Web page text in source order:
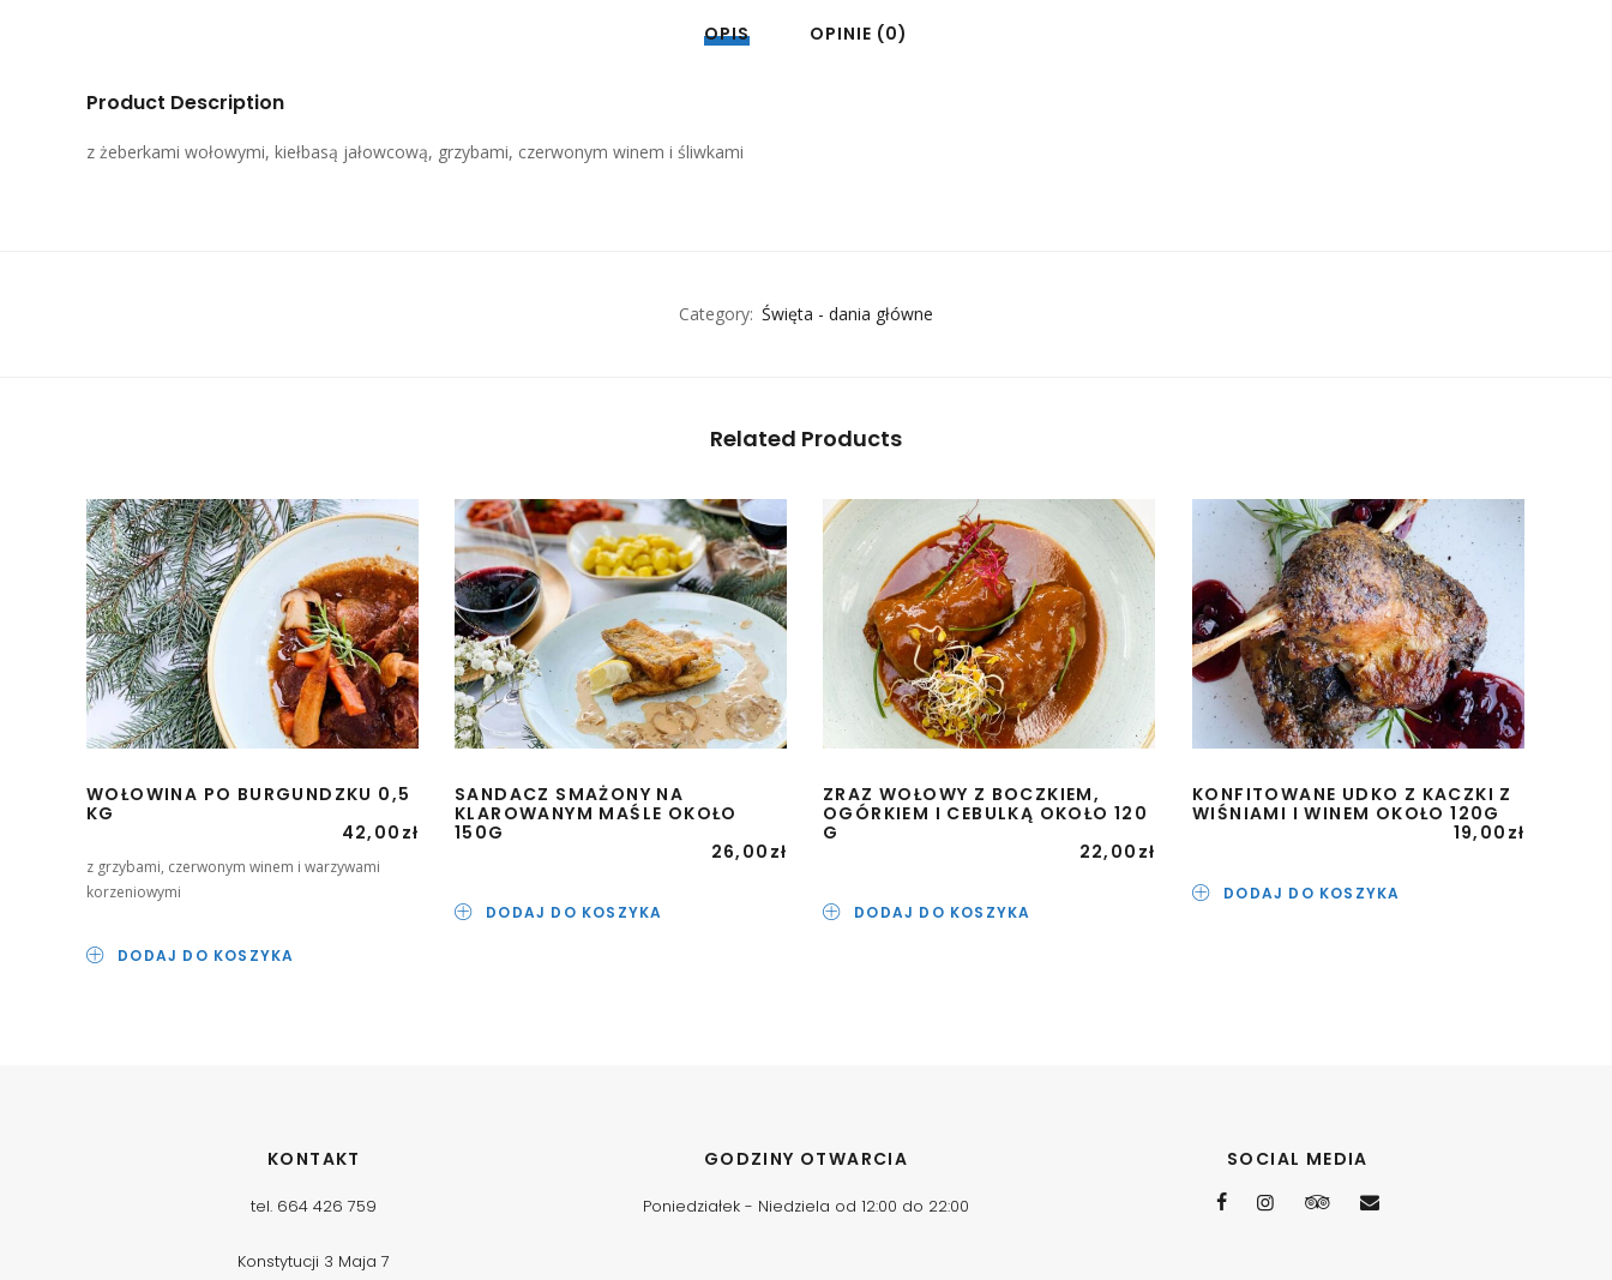
OPIS OPINIE (0)
Product Description
z żeberkami wołowymi, kiełbasą jałowcową, grzybami, czerwonym winem i śliwkami
Category: Święta - dania główne
Related Products
WOŁOWINA PO BURGUNDZKU 0,5
KG
42,00 zł
z grzybami, czerwonym winem i warzywami
korzeniowymi
DODAJ DO KOSZYKA
SANDACZ SMAŻONY NA
KLAROWANYM MAŚLE OKOŁO
150G
26,00 zł
DODAJ DO KOSZYKA
ZRAZ WOŁOWY Z BOCZKIEM,
OGÓRKIEM I CEBULKĄ OKOŁO 120
G
22,00 zł
DODAJ DO KOSZYKA
KONFITOWANE UDKO Z KACZKI Z
WIŚNIAMI I WINEM OKOŁO 120G
19,00 zł
DODAJ DO KOSZYKA
KONTAKT
tel. 664 426 759
Konstytucji 3 Maja 7
GODZINY OTWARCIA
Poniedziałek - Niedziela od 12:00 do 22:00
SOCIAL MEDIA